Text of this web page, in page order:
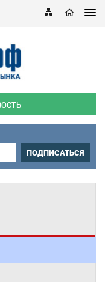
ПОДПИСАТЬСЯ